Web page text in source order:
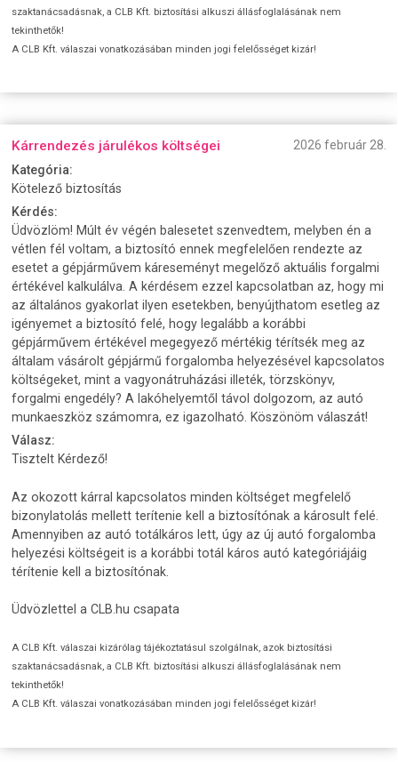
szaktanácsadásnak, a CLB Kft. biztosítási alkuszi állásfoglalásának nem
tekinthetők!
A CLB Kft. válaszai vonatkozásában minden jogi felelősséget kizár!
Kárrendezés járulékos költségei
2026 február 28.
Kategória:
Kötelező biztosítás
Kérdés:
Üdvözlöm! Múlt év végén balesetet szenvedtem, melyben én a
vétlen fél voltam, a biztosító ennek megfelelően rendezte az
esetet a gépjárművem káreseményt megelőző aktuális forgalmi
értékével kalkulálva. A kérdésem ezzel kapcsolatban az, hogy mi
az általános gyakorlat ilyen esetekben, benyújthatom esetleg az
igényemet a biztosító felé, hogy legalább a korábbi
gépjárművem értékével megegyező mértékig térítsék meg az
általam vásárolt gépjármű forgalomba helyezésével kapcsolatos
költségeket, mint a vagyonátruházási illeték, törzskönyv,
forgalmi engedély? A lakóhelyemtől távol dolgozom, az autó
munkaeszköz számomra, ez igazolható. Köszönöm válaszát!
Válasz:
Tisztelt Kérdező!
Az okozott kárral kapcsolatos minden költséget megfelelő
bizonylatolás mellett terítenie kell a biztosítónak a károsult felé.
Amennyiben az autó totálkáros lett, úgy az új autó forgalomba
helyezési költségeit is a korábbi totál káros autó kategóriájáig
térítenie kell a biztosítónak.
Üdvözlettel a CLB.hu csapata
A CLB Kft. válaszai kizárólag tájékoztatásul szolgálnak, azok biztosítási
szaktanácsadásnak, a CLB Kft. biztosítási alkuszi állásfoglalásának nem
tekinthetők!
A CLB Kft. válaszai vonatkozásában minden jogi felelősséget kizár!